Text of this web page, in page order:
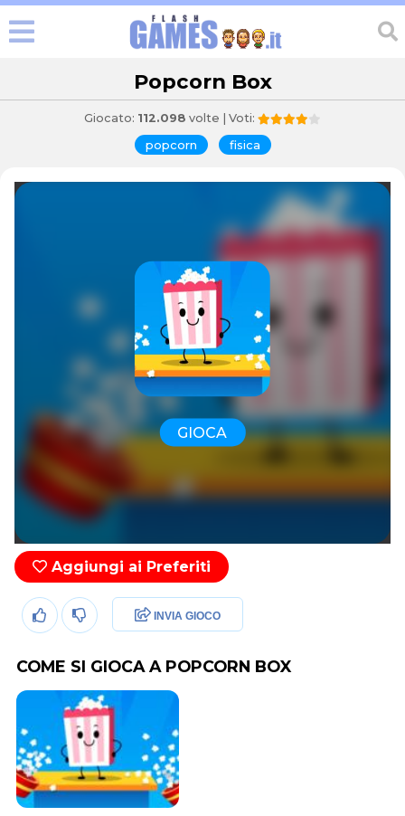
Popcorn Box
Giocato: 112.098 volte | Voti:
popcorn fisica
GIOCA
Aggiungi ai Preferiti
INVIA GIOCO
COME SI GIOCA A POPCORN BOX